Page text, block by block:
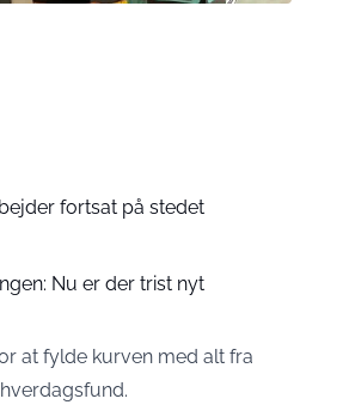
fortsat på stedet
Nu er der trist nyt
at fylde kurven med alt fra